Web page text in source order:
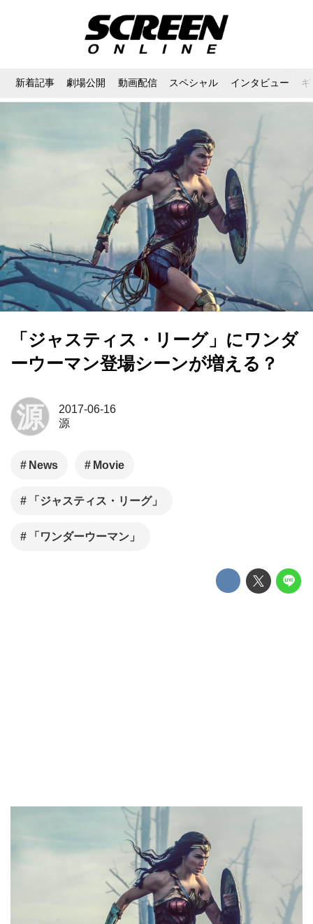
新着記事 劇場公開 動画配信 スペシャル インタビュー
「ジャスティス・リーグ」にワンダ
ーウーマン登場シーンが増える？
源
2017-06-16
源
News Movie
「ジャスティス・リーグ」
「ワンダーウーマン」
「ワンダーウーマン」より（8月25日公開、ワー
ナー・ブラザース映画配給）
DCコミックのスーパーヒーロー集合映画
「ジャスティス・リーグ」（日本は11月23